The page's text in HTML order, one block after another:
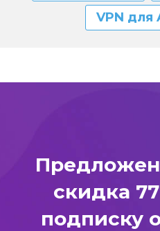
VPN для
скидка
подписку